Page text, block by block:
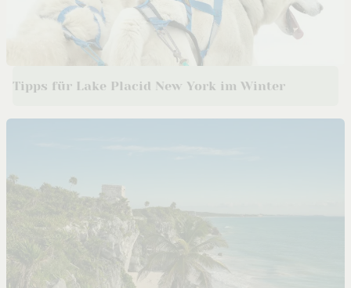
Tipps für Lake Placid New York im Winter